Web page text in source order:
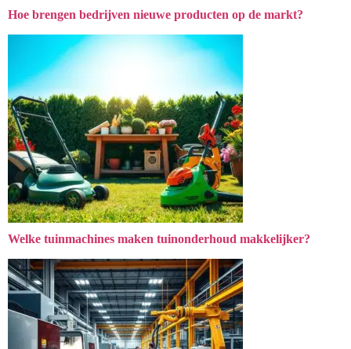
Hoe brengen bedrijven nieuwe producten op de markt?
Welke tuinmachines maken tuinonderhoud makkelijker?